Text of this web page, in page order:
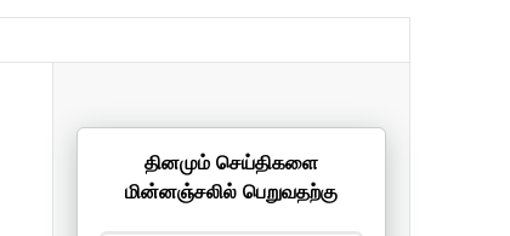
தினமும் செய்திகளை
மின்னஞ்சலில் பெறுவதற்கு